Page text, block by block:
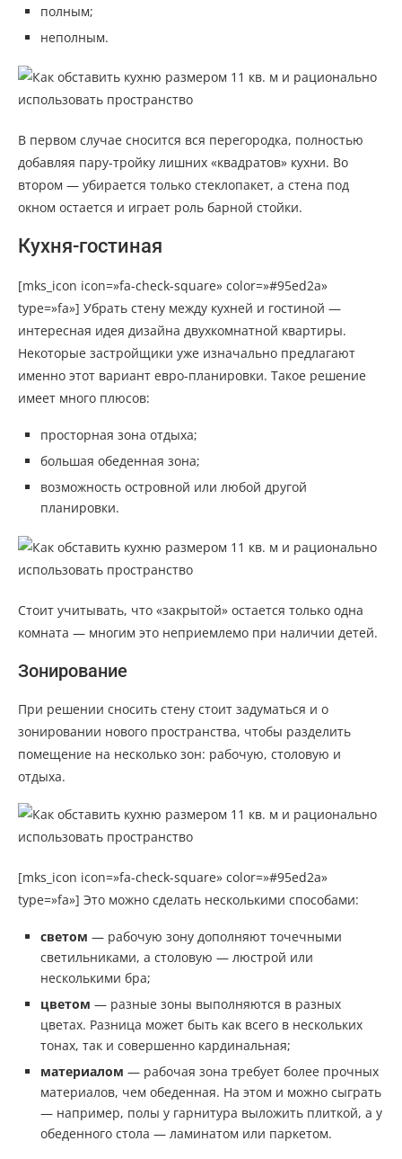
полным;
неполным.
В первом случае сносится вся перегородка, полностью
добавляя пару-тройку лишних «квадратов» кухни. Во
втором — убирается только стеклопакет, а стена под
окном остается и играет роль барной стойки.
Кухня-гостиная
[mks_icon icon=»fa-check-square» color=»#95ed2a»
type=»fa»] Убрать стену между кухней и гостиной —
интересная идея дизайна двухкомнатной квартиры.
Некоторые застройщики уже изначально предлагают
именно этот вариант евро-планировки. Такое решение
имеет много плюсов:
просторная зона отдыха;
большая обеденная зона;
возможность островной или любой другой
планировки.
Стоит учитывать, что «закрытой» остается только одна
комната — многим это неприемлемо при наличии детей.
Зонирование
При решении сносить стену стоит задуматься и о
зонировании нового пространства, чтобы разделить
помещение на несколько зон: рабочую, столовую и
отдыха.
[mks_icon icon=»fa-check-square» color=»#95ed2a»
type=»fa»] Это можно сделать несколькими способами:
светом — рабочую зону дополняют точечными
светильниками, а столовую — люстрой или
несколькими бра;
цветом — разные зоны выполняются в разных
цветах. Разница может быть как всего в нескольких
тонах, так и совершенно кардинальная;
материалом — рабочая зона требует более прочных
материалов, чем обеденная. На этом и можно сыграть
— например, полы у гарнитура выложить плиткой, а у
обеденного стола — ламинатом или паркетом.